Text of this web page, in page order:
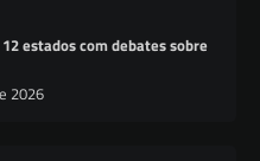
estados com debates sobre
2026